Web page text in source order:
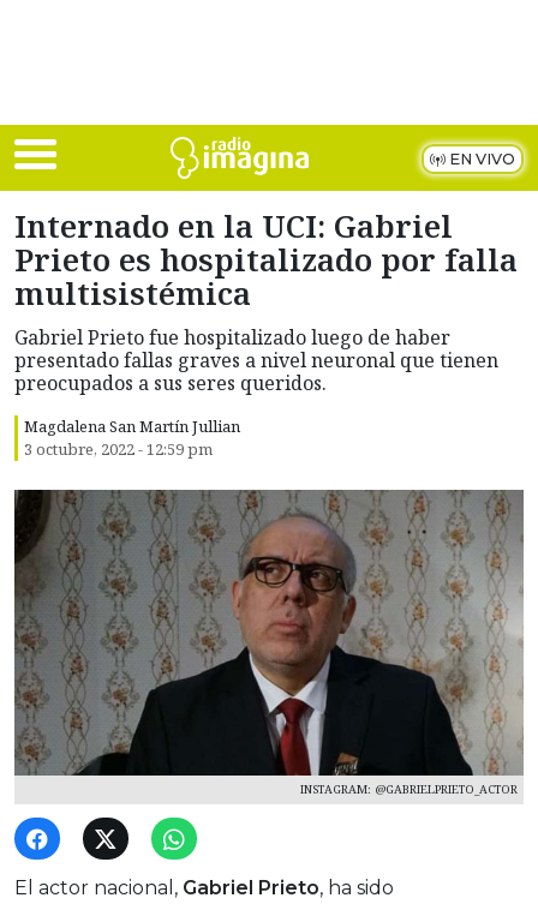
EN VIVO
Internado en la UCI: Gabriel
Prieto es hospitalizado por falla
multisistémica
Gabriel Prieto fue hospitalizado luego de haber
presentado fallas graves a nivel neuronal que tienen
preocupados a sus seres queridos.
Magdalena San Martín Jullian
3 octubre, 2022 - 12:59 pm
INSTAGRAM: @GABRIELPRIETO_ACTOR
El actor nacional, Gabriel Prieto, ha sido